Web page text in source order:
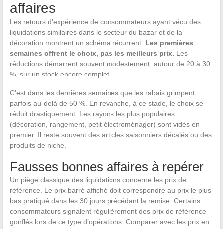
affaires
Les retours d’expérience de consommateurs ayant vécu des
liquidations similaires dans le secteur du bazar et de la
décoration montrent un schéma récurrent. Les premières
semaines offrent le choix, pas les meilleurs prix. Les
réductions démarrent souvent modestement, autour de 20 à 30
%, sur un stock encore complet.
C’est dans les dernières semaines que les rabais grimpent,
parfois au-delà de 50 %. En revanche, à ce stade, le choix se
réduit drastiquement. Les rayons les plus populaires
(décoration, rangement, petit électroménager) sont vidés en
premier. Il reste souvent des articles saisonniers décalés ou des
produits de niche.
Fausses bonnes affaires à repérer
Un piège classique des liquidations concerne les prix de
référence. Le prix barré affiché doit correspondre au prix le plus
bas pratiqué dans les 30 jours précédant la remise. Certains
consommateurs signalent régulièrement des prix de référence
gonflés lors de ce type d’opérations. Comparer avec les prix en